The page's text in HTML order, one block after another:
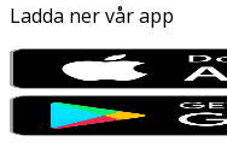
Ladda ner vår app